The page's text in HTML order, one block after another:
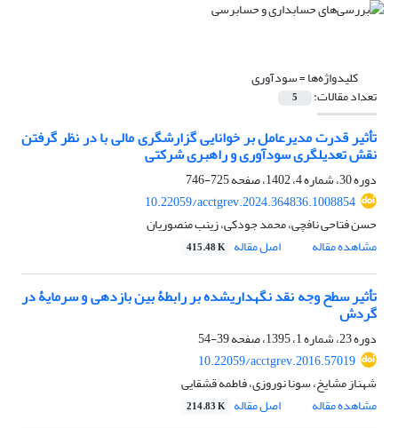
کلیدواژه‌ها =سودآوری
تعداد مقالات: 5
تأثیر قدرت مدیرعامل بر خوانایی گزارشگری مالی با در نظر گرفتن
نقش تعدیلگری سودآوری و راهبری شرکتی
دوره 30، شماره 4، 1402، صفحه
725-746
10.22059/acctgrev.2024.364836.1008854
حسن فتاحی نافچی، محمد جودکی، زینب منصوریان
مشاهده مقاله
اصل مقاله 415.48 K
تأثیر سطح وجه نقد نگهداری‎شده بر رابطۀ بین بازدهی و سرمایۀ در
گردش
دوره 23، شماره 1، 1395، صفحه
39-54
10.22059/acctgrev.2016.57019
شهناز مشایخ، سونا نوروزی، فاطمه قشقایی
مشاهده مقاله
اصل مقاله 214.83 K